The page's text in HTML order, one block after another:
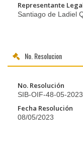
Representante
Santiago de Ladiel
No. Resolucion
No. Resolución
SIB-OIF-48-05-2023
Fecha Resolución
08/05/2023